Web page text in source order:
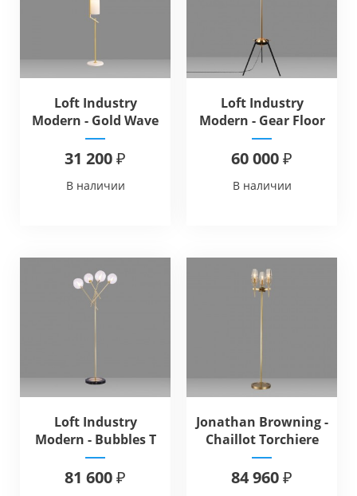
Loft Industry
Modern - Gold Wave
Floor
31 200 ₽
В наличии
Loft Industry
Modern - Gear Floor
60 000 ₽
В наличии
Loft Industry
Modern - Bubbles T
Floor
81 600 ₽
Jonathan Browning -
Chaillot Torchiere
84 960 ₽